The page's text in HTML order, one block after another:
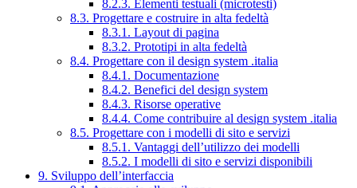
8.2.3. Elementi testuali (microtesti)
8.3. Progettare e costruire in alta fedeltà
8.3.1. Layout di pagina
8.3.2. Prototipi in alta fedeltà
8.4. Progettare con il design system .italia
8.4.1. Documentazione
8.4.2. Benefici del design system
8.4.3. Risorse operative
8.4.4. Come contribuire al design system .italia
8.5. Progettare con i modelli di sito e servizi
8.5.1. Vantaggi dell’utilizzo dei modelli
8.5.2. I modelli di sito e servizi disponibili
9. Sviluppo dell’interfaccia